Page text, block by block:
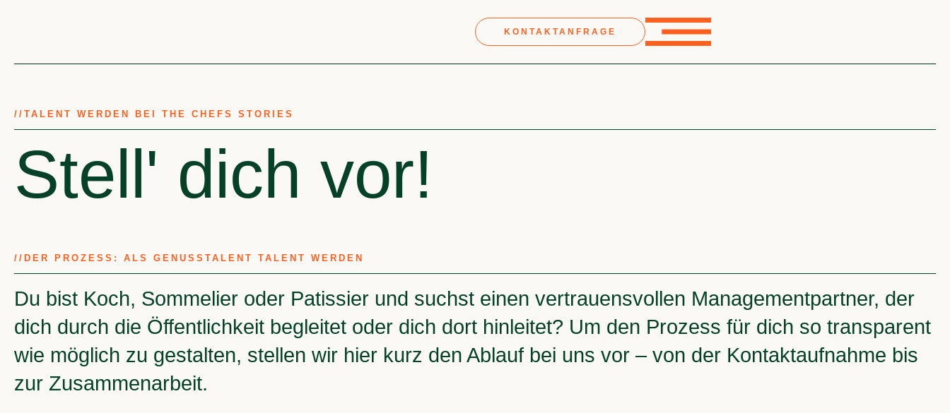
KONTAKTANFRAGE
// TALENT WERDEN BEI THE CHEFS STORIES
Stell' dich vor!
// DER PROZESS: ALS GENUSSTALENT TALENT WERDEN
Du bist Koch, Sommelier oder Patissier und suchst einen vertrauensvollen Managementpartner, der
dich durch die Öffentlichkeit begleitet oder dich dort hinleitet? Um den Prozess für dich so transparent
wie möglich zu gestalten, stellen wir hier kurz den Ablauf bei uns vor – von der Kontaktaufnahme bis
zur Zusammenarbeit.